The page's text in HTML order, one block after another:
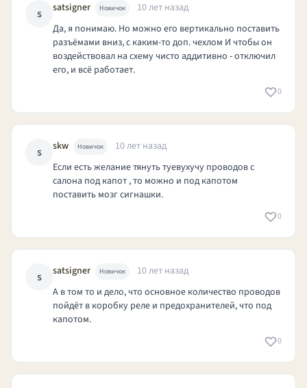
s satsigner Новичок
10 лет назад
Да, я понимаю. Но можно его вертикально поставить
разъёмами вниз, с каким-то доп. чехлом И чтобы он
воздействовал на схему чисто аддитивно - отключил
его, и всё работает.
0
s skw Новичок
10 лет назад
Если есть желание тянуть туевухучу проводов с
салона под капот , то можно и под капотом
поставить мозг сигнашки.
0
s satsigner Новичок
10 лет назад
А в том то и дело, что основное количество проводов
пойдёт в коробку реле и предохранителей, что под
капотом.
0